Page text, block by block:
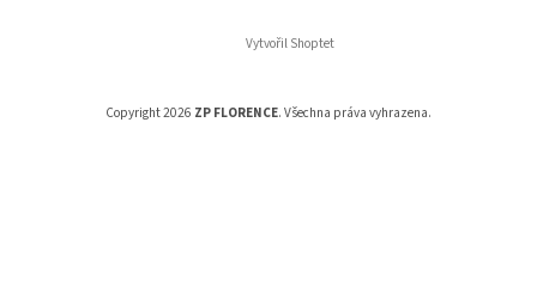
Vytvořil Shoptet
Copyright 2026 ZP FLORENCE. Všechna práva vyhrazena.